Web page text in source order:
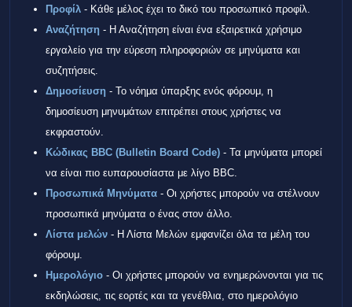
Προφίλ - Κάθε μέλος έχει το δικό του προσωπικό προφίλ.
Αναζήτηση - Η Αναζήτηση είναι ένα εξαιρετικά χρήσιμο
εργαλείο για την εύρεση πληροφοριών σε μηνύματα και
συζητήσεις.
Δημοσίευση - Το νόημα ύπαρξης ενός φόρουμ, η
δημοσίευση μηνυμάτων επιτρέπει στους χρήστες να
εκφραστούν.
Κώδικας BBC (Bulletin Board Code) - Τα μηνύματα μπορεί
να είναι πιο ευπαρουσίαστα με λίγο BBC.
Προσωπικά Μηνύματα - Οι χρήστες μπορούν να στέλνουν
προσωπικά μηνύματα ο ένας στον άλλο.
Λίστα μελών - Η Λίστα Μελών εμφανίζει όλα τα μέλη του
φόρουμ.
Ημερολόγιο - Οι χρήστες μπορούν να ενημερώνονται για τις
εκδηλώσεις, τις εορτές και τα γενέθλια, στο ημερολόγιο